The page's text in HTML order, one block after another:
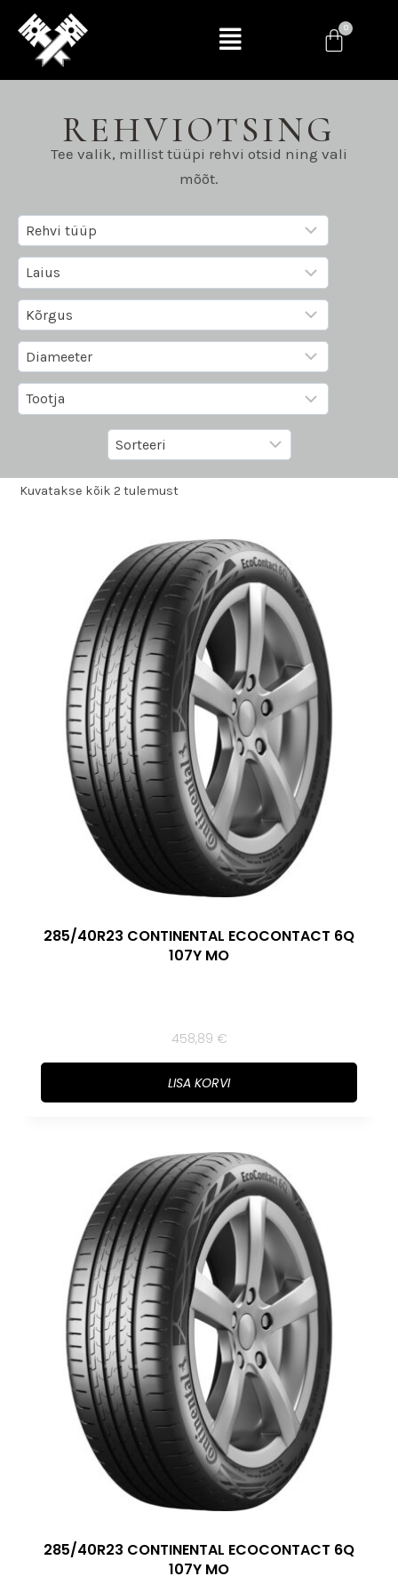
REHVIOTSING
Tee valik, millist tüüpi rehvi otsid ning vali
mõõt.
Kuvatakse kõik 2 tulemust
285/40R23 CONTINENTAL ECOCONTACT 6Q
107Y MO
458,89 €
LISA KORVI
285/40R23 CONTINENTAL ECOCONTACT 6Q
107Y MO